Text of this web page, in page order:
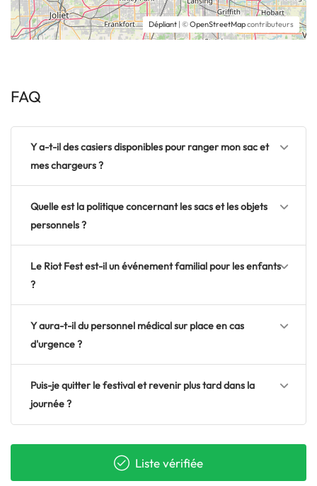
Dépliant | ©OpenStreetMapcontributeurs
FAQ
Y a-t-il des casiers disponibles pour ranger mon sac et
mes chargeurs ?
Quelle est la politique concernant les sacs et les objets
personnels ?
Le Riot Fest est-il un événement familial pour les enfants
?
Y aura-t-il du personnel médical sur place en cas
d'urgence ?
Puis-je quitter le festival et revenir plus tard dans la
journée ?
Liste vérifiée